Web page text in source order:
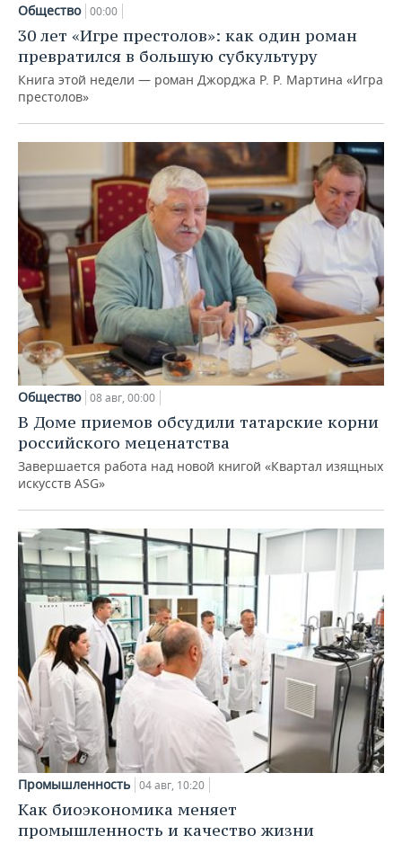
Общество 00:00
30 лет «Игре престолов»: как один роман
превратился в большую субкультуру
Книга этой недели — роман Джорджа Р. Р. Мартина «Игра
престолов»
Общество 08 авг, 00:00
В Доме приемов обсудили татарские корни
российского меценатства
Завершается работа над новой книгой «Квартал изящных
искусств ASG»
Промышленность 04 авг, 10:20
Как биоэкономика меняет
промышленность и качество жизни